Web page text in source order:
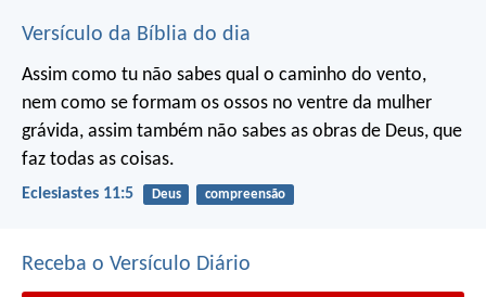
Versículo da Bíblia do dia
Assim como tu não sabes qual o caminho do vento,
nem como se formam os ossos no ventre da mulher
grávida, assim também não sabes as obras de Deus, que
faz todas as coisas.
Eclesiastes 11:5 Deus compreensão
Receba o Versículo Diário